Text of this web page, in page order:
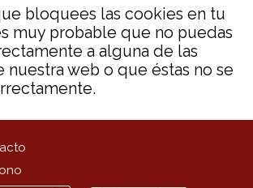
bloquees las cookies en tu
muy probable que no puedas
a alguna de las
nuestra web o que éstas no se